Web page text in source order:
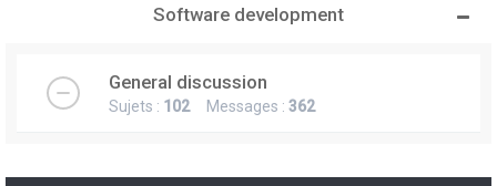
Software development
General discussion
Sujets : 102Messages : 362